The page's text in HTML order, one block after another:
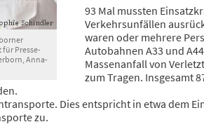
für Presse-
Anna-
93 Mal mussten
Verkehrsunfällen
waren oder mehrere
Autobahnen A33 und
Massenanfall von
zum Tragen. Insgesamt
Dies entspricht in etwa dem
zu.